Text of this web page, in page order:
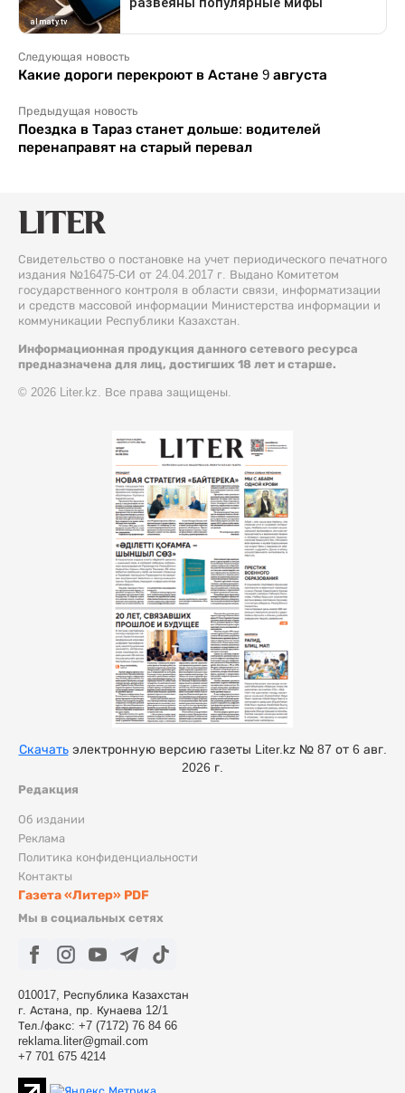
Следующая новость
Какие дороги перекроют в Астане 9 августа
Предыдущая новость
Поездка в Тараз станет дольше: водителей
перенаправят на старый перевал
Свидетельство о постановке на учет периодического печатного
издания №16475-СИ от 24.04.2017 г. Выдано Комитетом
государственного контроля в области связи, информатизации
и средств массовой информации Министерства информации и
коммуникации Республики Казахстан.
Информационная продукция данного сетевого ресурса
предназначена для лиц, достигших 18 лет и старше.
© 2026 Liter.kz. Все права защищены.
Редакция
Об издании
Реклама
Политика конфиденциальности
Контакты
Газета «Литер» PDF
Мы в социальных сетях
010017, Республика Казахстан
г. Астана, пр. Кунаева 12/1
Тел./факс: +7 (7172) 76 84 66
reklama.liter@gmail.com
+7 701 675 4214
Скачатьэлектронную версию газеты Liter.kz № 87 от 6 авг.
2026 г.